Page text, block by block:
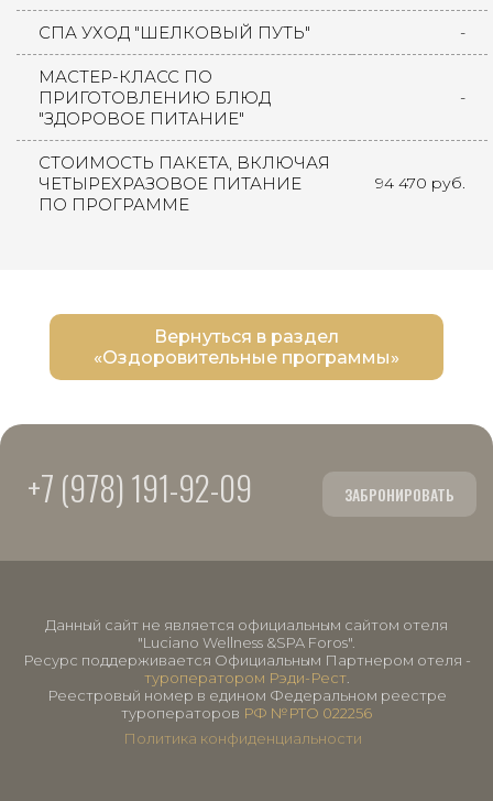
СПА УХОД "ШЕЛКОВЫЙ ПУТЬ" -
МАСТЕР-КЛАСС ПО
ПРИГОТОВЛЕНИЮ БЛЮД
"ЗДОРОВОЕ ПИТАНИЕ"
-
СТОИМОСТЬ ПАКЕТА, ВКЛЮЧАЯ
ЧЕТЫРЕХРАЗОВОЕ ПИТАНИЕ
ПО ПРОГРАММЕ
94 470 руб.
Вернуться в раздел
«Оздоровительные программы»
+7 (978) 191-92-09 ЗАБРОНИРОВАТЬ
Данный сайт не является официальным сайтом отеля
"Luciano Wellness &SPA Foros".
Ресурс поддерживается Официальным Партнером отеля -
туроператором Рэди-Рест.
Реестровый номер в едином Федеральном реестре
туроператоров РФ №РТО 022256
Политика конфиденциальности